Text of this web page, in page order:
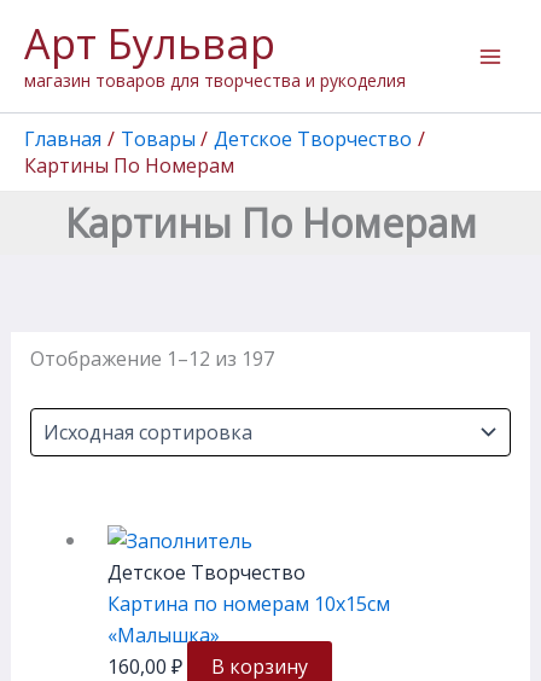
содержимому
Арт Бульвар
магазин товаров для творчества и рукоделия
Главная Товары
Детское Творчество
Картины По Номерам
Картины По Номерам
Отображение 1–12 из 197
Детское Творчество
Картина по номерам 10х15см
«Малышка»
160,00 ₽ В корзину